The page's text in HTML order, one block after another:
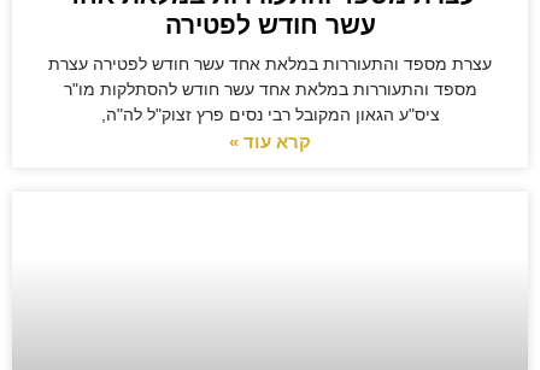
עשר חודש לפטירה
עצרת מספד והתעוררות במלאת אחד עשר חודש לפטירה עצרת
מספד והתעוררות במלאת אחד עשר חודש להסתלקות מו"ר
ציס"ע הגאון המקובל רבי נסים פרץ זצוק"ל לה"ה,
קרא עוד »